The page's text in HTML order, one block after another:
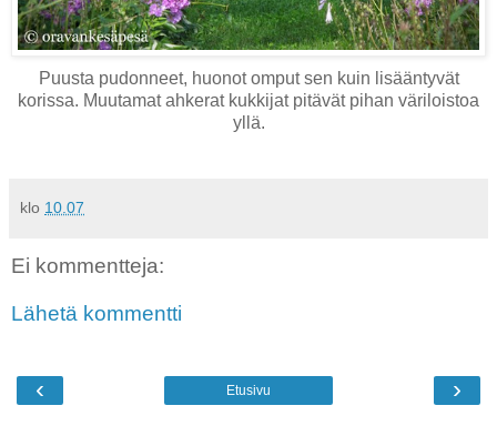
Puusta pudonneet, huonot omput sen kuin lisääntyvät
korissa. Muutamat ahkerat kukkijat pitävät pihan väriloistoa
yllä.
klo 10.07
Ei kommentteja:
Lähetä kommentti
‹ ›
Etusivu